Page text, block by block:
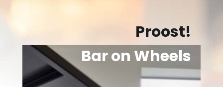
Proost!
Bar on Wheels